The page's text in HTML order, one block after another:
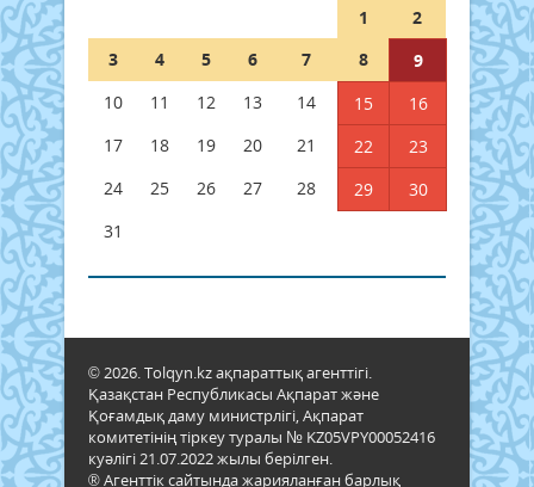
1
2
3
4 5 6 7 8
9
10
11 12 13 14 15
16
17
18 19 20 21 22
23
24
25 26 27 28 29
30
31
© 2026. Tolqyn.kz ақпараттық агенттігі.
Қазақстан Республикасы Ақпарат және
Қоғамдық даму министрлігі, Ақпарат
комитетінің тіркеу туралы № KZ05VPY00052416
куәлігі 21.07.2022 жылы берілген.
® Агенттік сайтында жарияланған барлық